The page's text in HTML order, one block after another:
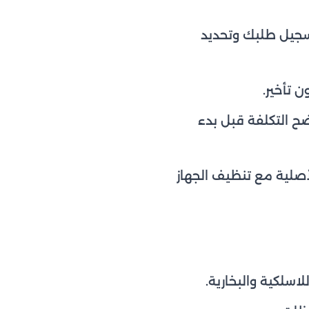
طلبك وتحديد
تأخير.
التكلفة قبل بدء
مع تنظيف الجهاز
والبخارية.